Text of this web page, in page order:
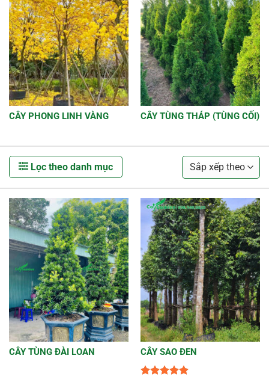
CÂY PHONG LINH VÀNG CÂY TÙNG THÁP (TÙNG CỐI)
Lọc theo danh mục
CÂY TÙNG ĐÀI LOAN CÂY SAO ĐEN